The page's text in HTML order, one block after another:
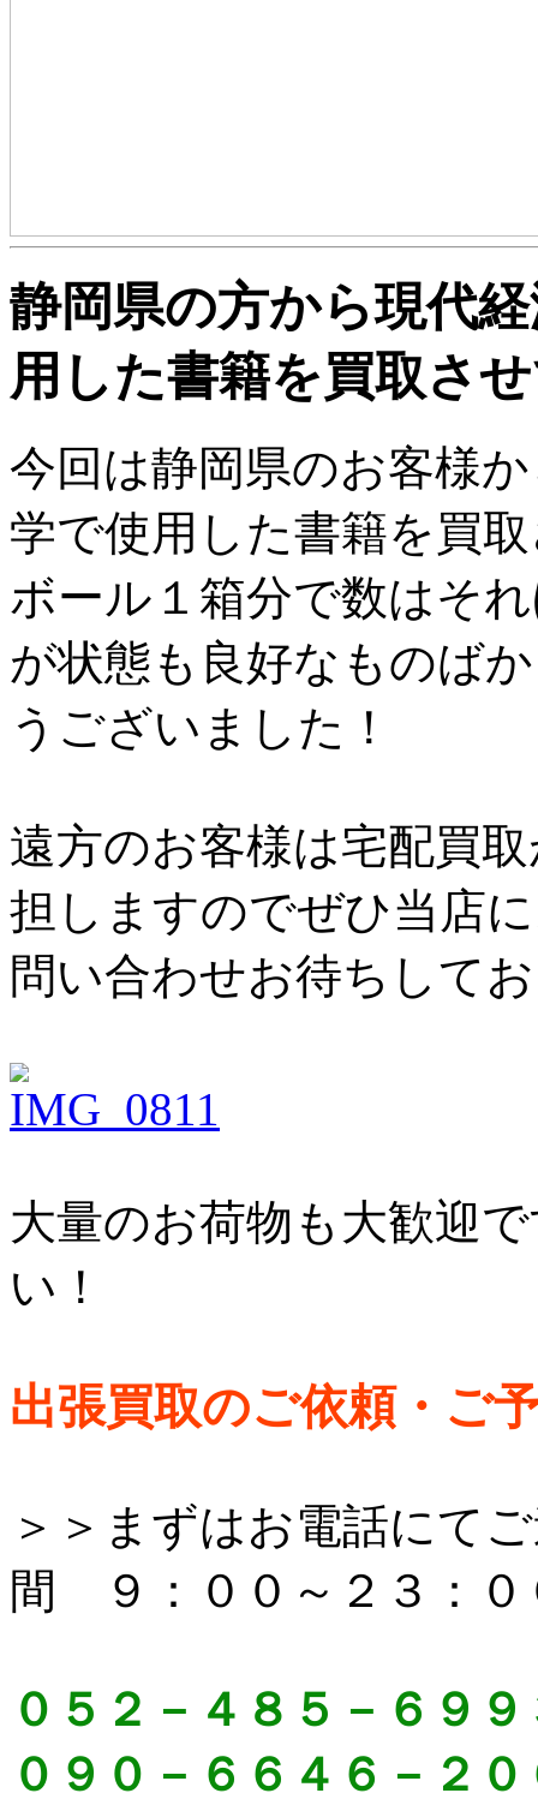
静岡県の方から現代
用した書籍を買取さ
今回は静岡県のお客様
学で使用した書籍を買
ボール１箱分で数はそ
が状態も良好なものば
うございました！
遠方のお客様は宅配買
担しますのでぜひ当店
問い合わせお待ちして
大量のお荷物も大歓迎
い！
出張買取のご依頼・ご
＞＞まずはお電話にて
間 ９：００～２３：０
０５２－４８５－６９９
０９０－６６４６－２０